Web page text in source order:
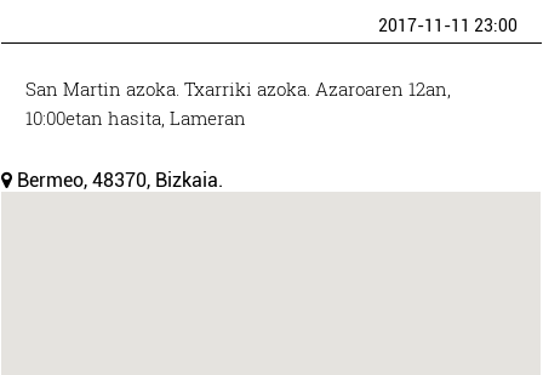
2017-11-11 23:00
San Martin azoka. Txarriki azoka. Azaroaren 12an,
10:00etan hasita, Lameran
Bermeo, 48370, Bizkaia.